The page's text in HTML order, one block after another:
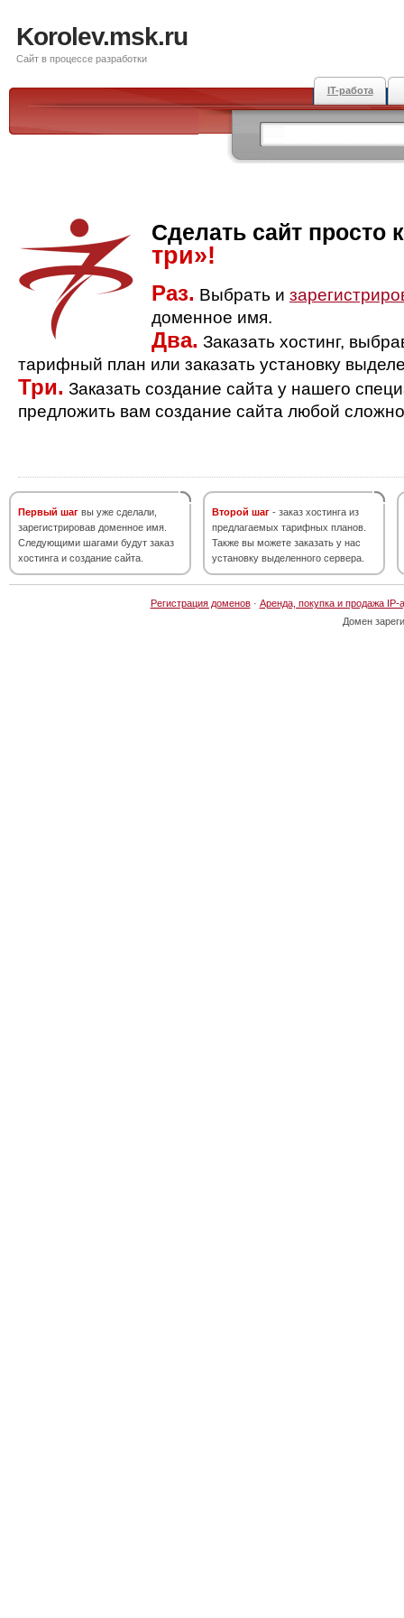
Korolev.msk.ru
Сайт в процессе разработки
IT-работа
Сделать сайт просто
три»!
Раз. Выбрать и
доменное имя.
Два. Заказать хостинг,
тарифный план или заказать установку
Три. Заказать создание сайта у нашего
предложить вам создание сайта любой
Первый шаг вы уже сделали,
зарегистрировав доменное имя.
Следующими шагами будут заказ
хостинга и создание сайта.
Второй шаг - заказ хостинга из
предлагаемых тарифных планов.
Также вы можете заказать у нас
установку выделенного сервера.
Регистрация доменов· Аренда, покупка и продажа IP-
Домен